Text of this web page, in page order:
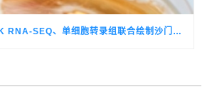
空间转录组、BULK RNA-SEQ、单细胞转录组联合绘制沙门氏菌感染过程中小鼠结肠的时空单细胞转录组图谱